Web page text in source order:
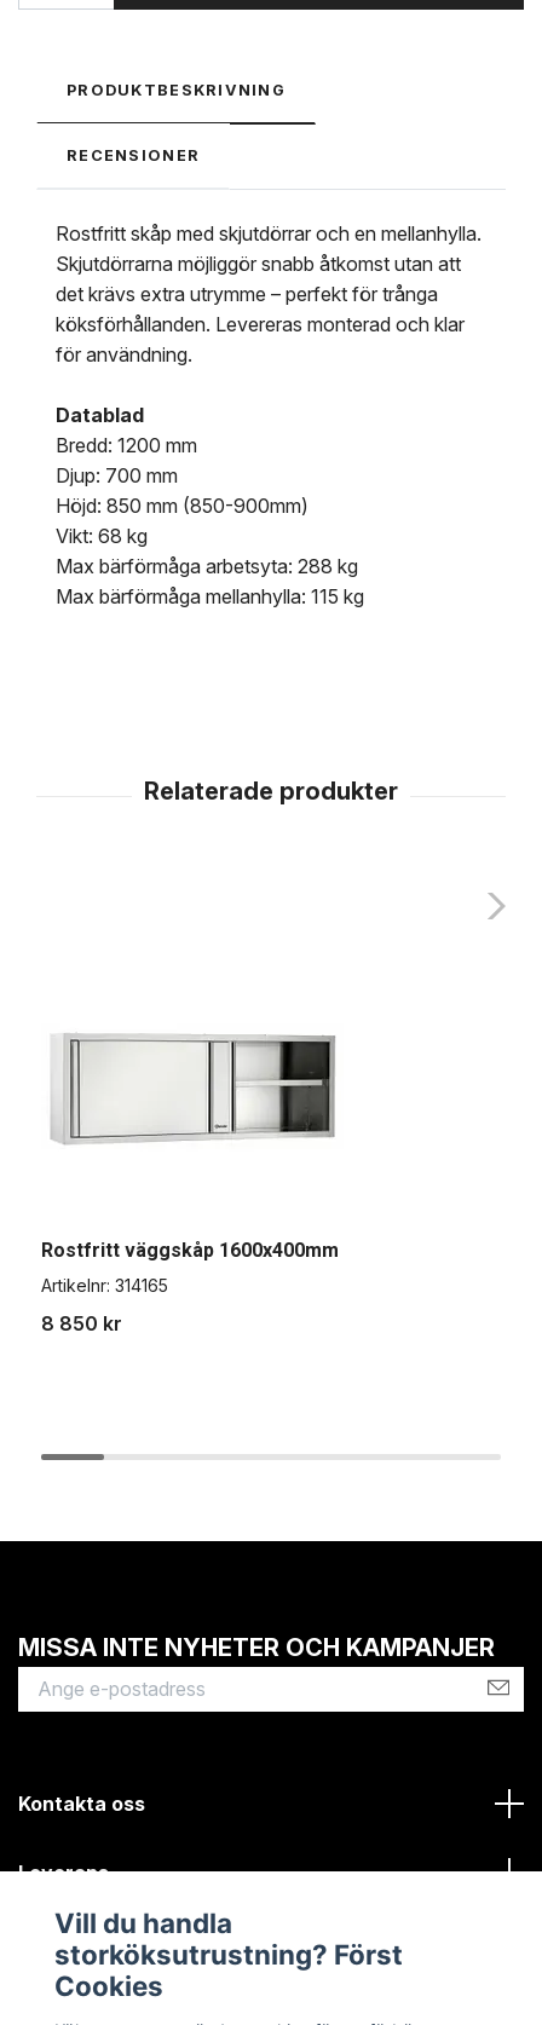
PRODUKTBESKRIVNING
RECENSIONER
Rostfritt skåp med skjutdörrar och en mellanhylla.
Skjutdörrarna möjliggör snabb åtkomst utan att
det krävs extra utrymme – perfekt för trånga
köksförhållanden. Levereras monterad och klar
för användning.
Datablad
Bredd: 1200 mm
Djup: 700 mm
Höjd: 850 mm (850-900mm)
Vikt: 68 kg
Max bärförmåga arbetsyta: 288 kg
Max bärförmåga mellanhylla: 115 kg
Rostfritt väggskåp 1600x400mm
Artikelnr: 314165
8 850 kr
MISSA INTE NYHETER OCH KAMPANJER
Kontakta oss
Leverans
Kundinformation
Vill du handla
storköksutrustning? Först
Cookies